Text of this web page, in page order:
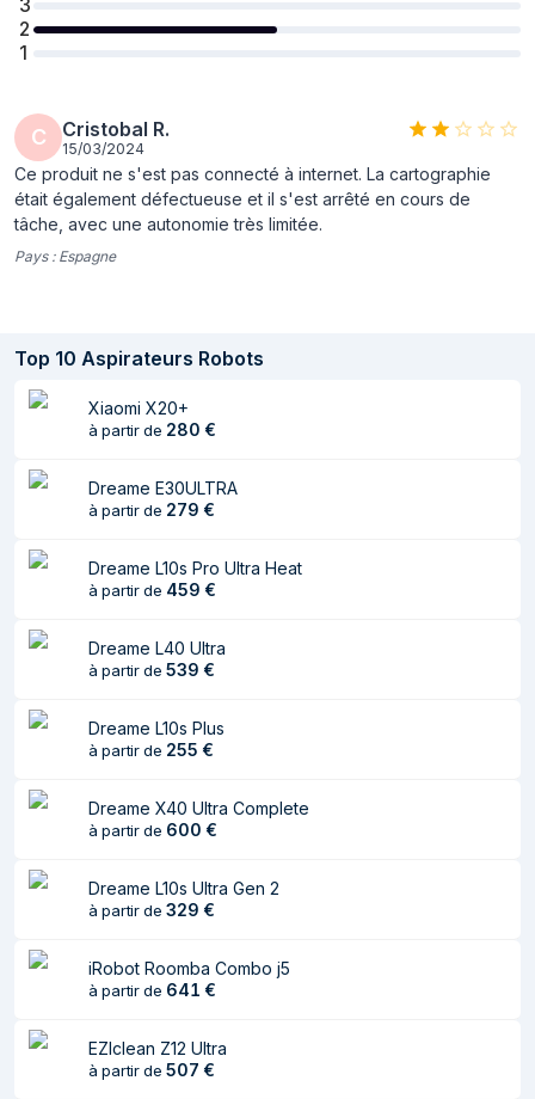
Capacité de la
2600 mAh
Tension des piles
Autonomie de la
batterie
Temps de charge
Consommation
électrique typique
Rechargeable
AC
d'entrée AC
Tension de sortie
base
24 V
Largeur du colis 431 mm
Profondeur du colis
Hauteur du colis 347 mm
Poids du paquet 7,8 kg
Type d'emballage Boîte
Design
à poussière
3
2
1
C Cristobal R.
15/03/2024
Ce produit ne s'est pas connecté à internet. La cartographie
était également défectueuse et il s'est arrêté en cours de
tâche, avec une autonomie très limitée.
Pays : Espagne
Top 10 Aspirateurs Robots
Xiaomi X20+
à partir de 280 €
Dreame E30ULTRA
à partir de 279 €
Dreame L10s Pro Ultra Heat
à partir de 459 €
Dreame L40 Ultra
à partir de 539 €
Dreame L10s Plus
à partir de 255 €
Dreame X40 Ultra Complete
à partir de 600 €
Dreame L10s Ultra Gen 2
à partir de 329 €
iRobot Roomba Combo j5
à partir de 641 €
EZIclean Z12 Ultra
à partir de 507 €